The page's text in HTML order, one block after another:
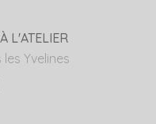
L'ATELIER
Yvelines